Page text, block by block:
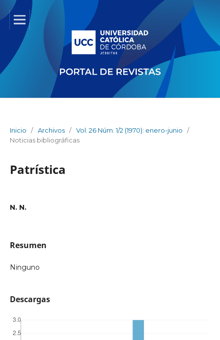
Inicio / Archivos / Vol. 26 Núm. 1/2 (1970): enero-junio
/
Noticias bibliográficas
Patrística
N. N.
Resumen
Ninguno
Descargas